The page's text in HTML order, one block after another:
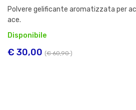
Polvere gelificante aromatizzata per
ace.
Disponibile
€ 30,00 (€ 60,90)